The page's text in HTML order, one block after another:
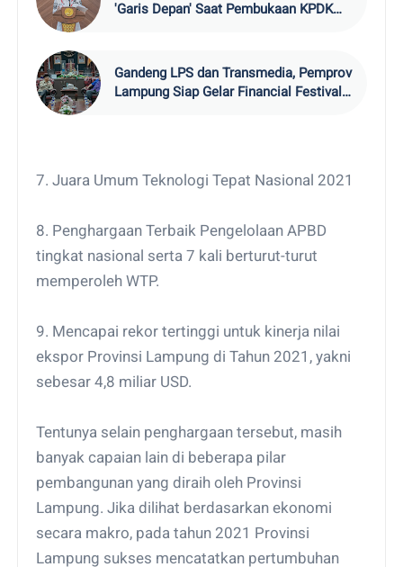
'Garis Depan' Saat Pembukaan KPDK
Gandeng LPS dan Transmedia, Pemprov
Lampung Siap Gelar Financial Festival
7. Juara Umum Teknologi Tepat Nasional 2021
8. Penghargaan Terbaik Pengelolaan APBD
tingkat nasional serta 7 kali berturut-turut
memperoleh WTP.
9. Mencapai rekor tertinggi untuk kinerja nilai
ekspor Provinsi Lampung di Tahun 2021, yakni
sebesar 4,8 miliar USD.
Tentunya selain penghargaan tersebut, masih
banyak capaian lain di beberapa pilar
pembangunan yang diraih oleh Provinsi
Lampung. Jika dilihat berdasarkan ekonomi
secara makro, pada tahun 2021 Provinsi
Lampung sukses mencatatkan pertumbuhan